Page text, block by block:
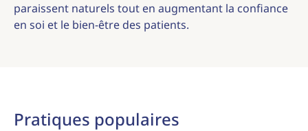
paraissent naturels tout en augmentant la confiance
en soi et le bien-être des patients.
Pratiques populaires